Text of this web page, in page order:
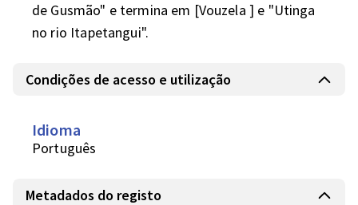
de Gusmão" e termina em [Vouzela ] e "Utinga
no rio Itapetangui".
Condições de acesso e utilização
Idioma
Português
Metadados do registo